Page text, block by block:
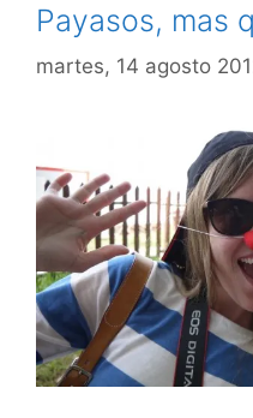
Payasos, mas
martes, 14 agosto